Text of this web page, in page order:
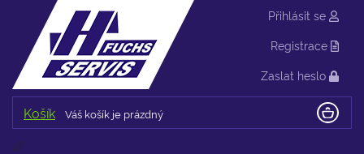
Přihlásit se
Registrace
Zaslat heslo
Košík Váš košík je prázdný
//